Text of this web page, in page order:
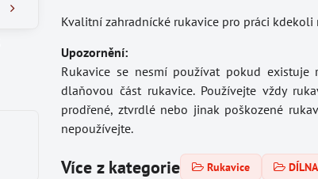
Kvalitní zahradnícké rukavice pro práci kdekoli
Upozornění:
Rukavice se nesmí používat pokud
dlaňovou část rukavice. Používejte vždy
prodřené, ztvrdlé nebo jinak poškozené
nepoužívejte.
Více z kategorie Rukavice